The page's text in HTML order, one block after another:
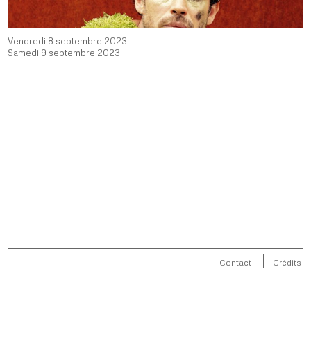
Vendredi 8 septembre 2023
Samedi 9 septembre 2023
Contact Crédits